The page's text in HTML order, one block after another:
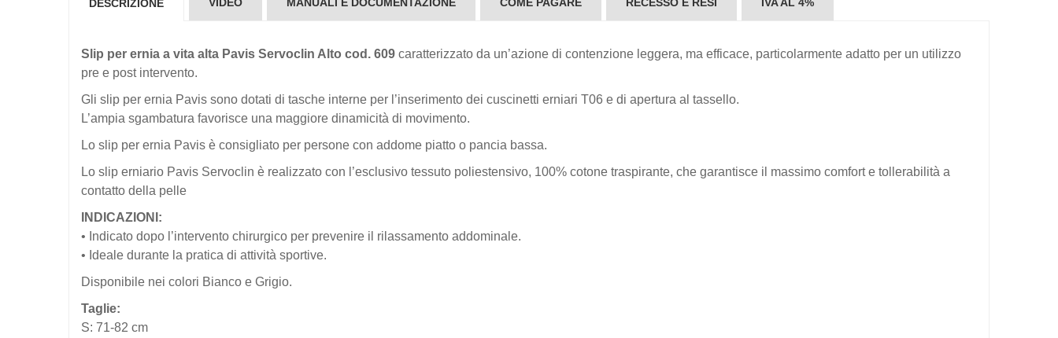
DESCRIZIONE
Slip per ernia a vita alta Pavis Servoclin Alto cod. 609 caratterizzato da un’azione di contenzione leggera, ma efficace, particolarmente adatto per un utilizzo
pre e post intervento.
Gli slip per ernia Pavis sono dotati di tasche interne per l’inserimento dei cuscinetti erniari T06 e di apertura al tassello.
L’ampia sgambatura favorisce una maggiore dinamicità di movimento.
Lo slip per ernia Pavis è consigliato per persone con addome piatto o pancia bassa.
Lo slip erniario Pavis Servoclin è realizzato con l’esclusivo tessuto poliestensivo, 100% cotone traspirante, che garantisce il massimo comfort e tollerabilità a
contatto della pelle
INDICAZIONI:
• Indicato dopo l’intervento chirurgico per prevenire il rilassamento addominale.
• Ideale durante la pratica di attività sportive.
Disponibile nei colori Bianco e Grigio.
Taglie:
S: 71-82 cm